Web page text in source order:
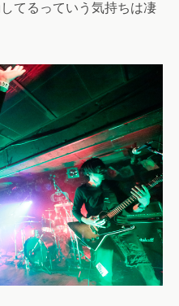
てるっていう気持ちは凄